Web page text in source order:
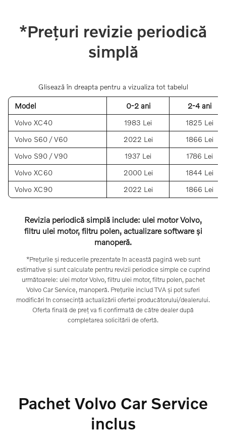
*Prețuri revizie periodică
simplă
Glisează în dreapta pentru a vizualiza tot tabelul
Model 0-2 ani 2-4 ani
Volvo XC40 1983 Lei
1825 Lei
Volvo S60 / V60
2022 Lei
1866 Lei
Volvo S90 / V90
1937 Lei
1786 Lei
Volvo XC60
2000 Lei
1844 Lei
Volvo XC90
2022 Lei 1866 Lei
Revizia periodică simplă include: ulei motor Volvo,
filtru ulei motor, filtru polen, actualizare software și
manoperă.
*Prețurile și reducerile prezentate în această pagină web sunt
estimative și sunt calculate pentru revizii periodice simple ce cuprind
următoarele: ulei motor Volvo, filtru ulei motor, filtru polen, pachet
Volvo Car Service, manoperă. Prețurile includ TVA și pot suferi
modificări în consecință actualizării ofertei producătorului/dealerului.
Oferta finală de preț va fi confirmată de către dealer după
completarea solicitării de ofertă.
Pachet Volvo Car Service
inclus